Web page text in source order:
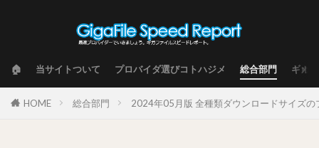
🏠 当サイトついて プロバイダ選びコトハジメ 総合部門 ギガ
HOME 総合部門 2024年05月版 全種類ダウンロードサイズの